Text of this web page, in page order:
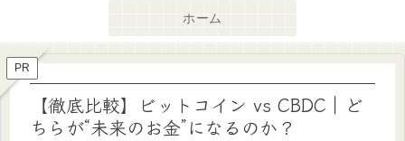
ホーム
PR
【徹底比較】ビットコイン vs CBDC｜ど
ちらが“未来のお金”になるのか？